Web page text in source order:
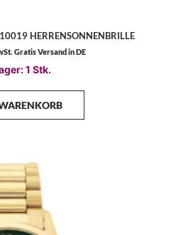
HERRENSONNENBRILLE
Gratis Versand in DE
1 Stk.